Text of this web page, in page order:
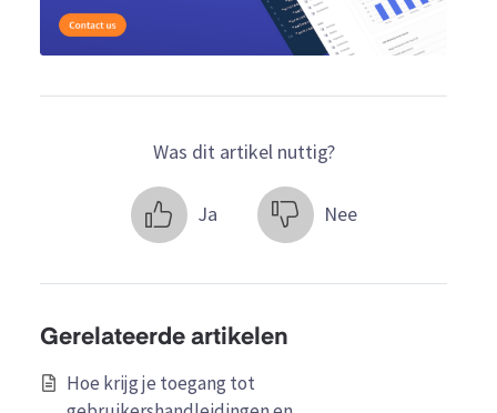
Was dit artikel nuttig?
Ja Nee
Gerelateerde artikelen
Hoe krijg je toegang tot